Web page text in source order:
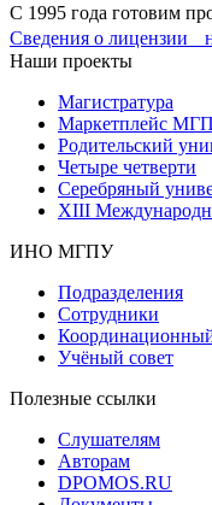
С 1995 года готовим
Сведения о лицензии
Наши проекты
Магистратура
Маркетплейс
Родительский
Четыре четверти
Серебряный
XIII
ИНО МГПУ
Подразделения
Сотрудники
Учёный совет
Полезные ссылки
Слушателям
Авторам
DPOMOS.RU